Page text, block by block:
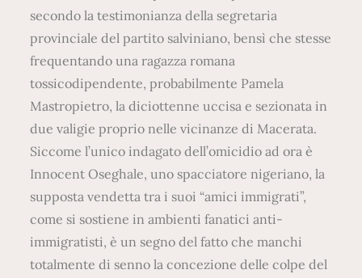
secondo la testimonianza della segretaria
provinciale del partito salviniano, bensì che stesse
frequentando una ragazza romana
tossicodipendente, probabilmente Pamela
Mastropietro, la diciottenne uccisa e sezionata in
due valigie proprio nelle vicinanze di Macerata.
Siccome l’unico indagato dell’omicidio ad ora è
Innocent Oseghale, uno spacciatore nigeriano, la
supposta vendetta tra i suoi “amici immigrati”,
come si sostiene in ambienti fanatici anti-
immigratisti, è un segno del fatto che manchi
totalmente di senno la concezione delle colpe del